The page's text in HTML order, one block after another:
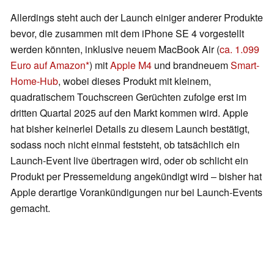
Allerdings steht auch der Launch einiger anderer Produkte
bevor, die zusammen mit dem iPhone SE 4 vorgestellt
werden könnten, inklusive neuem MacBook Air (ca. 1.099
Euro auf Amazon ) mitApple M4 und brandneuemSmart-
Home-Hub, wobei dieses Produkt mit kleinem,
quadratischem Touchscreen Gerüchten zufolge erst im
dritten Quartal 2025 auf den Markt kommen wird. Apple
hat bisher keinerlei Details zu diesem Launch bestätigt,
sodass noch nicht einmal feststeht, ob tatsächlich ein
Launch-Event live übertragen wird, oder ob schlicht ein
Produkt per Pressemeldung angekündigt wird – bisher hat
Apple derartige Vorankündigungen nur bei Launch-Events
gemacht.